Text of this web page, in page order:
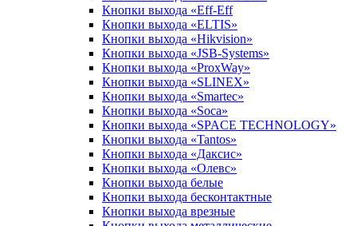
Кнопки выхода «Eff-Eff
Кнопки выхода «ELTIS»
Кнопки выхода «Hikvision»
Кнопки выхода «JSB-Systems»
Кнопки выхода «ProxWay»
Кнопки выхода «SLINEX»
Кнопки выхода «Smartec»
Кнопки выхода «Soca»
Кнопки выхода «SPACE TECHNOLOGY»
Кнопки выхода «Tantos»
Кнопки выхода «Даксис»
Кнопки выхода «Олевс»
Кнопки выхода белые
Кнопки выхода бесконтактные
Кнопки выхода врезные